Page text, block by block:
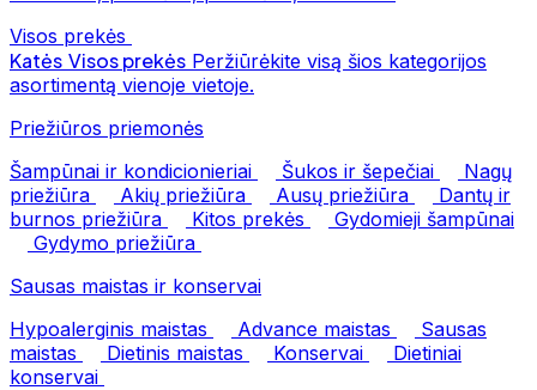
Visos prekės
Katės Visos prekės Peržiūrėkite visą šios kategorijos
asortimentą vienoje vietoje.
Priežiūros priemonės
Šampūnai ir kondicionieriai
Šukos ir šepečiai
Nagų
priežiūra
Akių priežiūra Ausų priežiūra
Dantų ir
burnos priežiūra
Kitos prekės
Gydomieji šampūnai
Gydymo priežiūra
Sausas maistas ir konservai
Hypoalerginis maistas
Advance maistas
Sausas
maistas
Dietinis maistas Konservai
Dietiniai
konservai